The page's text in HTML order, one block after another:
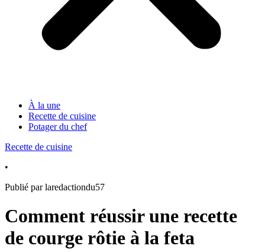
À la une
Recette de cuisine
Potager du chef
Recette de cuisine
•
Publié par laredactiondu57
Comment réussir une recette
de courge rôtie à la feta